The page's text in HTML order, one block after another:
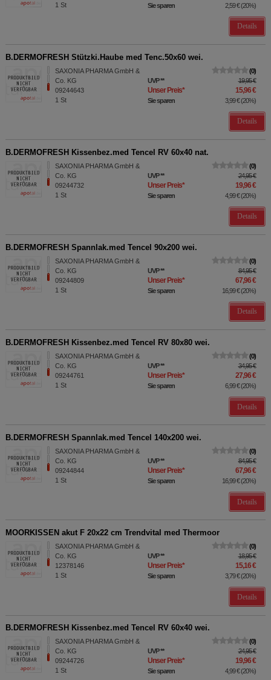
1 St Sie sparen 2,59 €(20%)
Details
B.DERMOFRESH Stützki.Haube med Tenc.50x60 wei.
SAXONIA PHARMA GmbH &
Co. KG
09244643
1 St
0
UVP** 19,95 €
Unser Preis* 15,96 €
Sie sparen 3,99 €(20%)
Details
B.DERMOFRESH Kissenbez.med Tencel RV 60x40 nat.
SAXONIA PHARMA GmbH &
Co. KG
09244732
1 St
0
UVP** 24,95 €
Unser Preis* 19,96 €
Sie sparen 4,99 €(20%)
Details
B.DERMOFRESH Spannlak.med Tencel 90x200 wei.
SAXONIA PHARMA GmbH &
Co. KG
09244809
1 St
0
UVP** 84,95 €
Unser Preis* 67,96 €
Sie sparen 16,99 €(20%)
Details
B.DERMOFRESH Kissenbez.med Tencel RV 80x80 wei.
SAXONIA PHARMA GmbH &
Co. KG
09244761
1 St
0
UVP** 34,95 €
Unser Preis* 27,96 €
Sie sparen 6,99 €(20%)
Details
B.DERMOFRESH Spannlak.med Tencel 140x200 wei.
SAXONIA PHARMA GmbH &
Co. KG
09244844
1 St
0
UVP** 84,95 €
Unser Preis* 67,96 €
Sie sparen 16,99 €(20%)
Details
MOORKISSEN akut F 20x22 cm Trendvital med Thermoor
SAXONIA PHARMA GmbH &
Co. KG
12378146
1 St
0
UVP** 18,95 €
Unser Preis* 15,16 €
Sie sparen 3,79 €(20%)
Details
B.DERMOFRESH Kissenbez.med Tencel RV 60x40 wei.
SAXONIA PHARMA GmbH &
Co. KG
09244726
1 St
0
UVP** 24,95 €
Unser Preis* 19,96 €
Sie sparen 4,99 €(20%)